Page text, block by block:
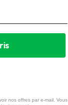
nos offres par e-mail. Vous